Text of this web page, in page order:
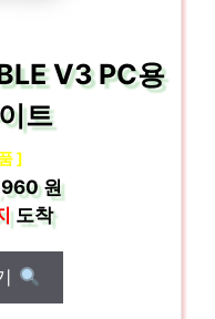
V3 PC용
트
]
원
도착